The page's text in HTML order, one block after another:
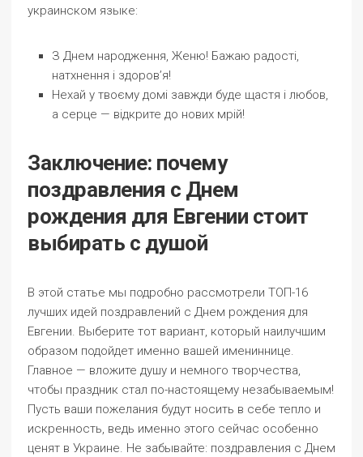
украинском языке:
З Днем народження, Женю! Бажаю радості,
натхнення і здоров’я!
Нехай у твоєму домі завжди буде щастя і любов,
а серце — відкрите до нових мрій!
Заключение: почему
поздравления с Днем
рождения для Евгении стоит
выбирать с душой
В этой статье мы подробно рассмотрели ТОП-16
лучших идей поздравлений с Днем рождения для
Евгении. Выберите тот вариант, который наилучшим
образом подойдет именно вашей имениннице.
Главное — вложите душу и немного творчества,
чтобы праздник стал по-настоящему незабываемым!
Пусть ваши пожелания будут носить в себе тепло и
искренность, ведь именно этого сейчас особенно
ценят в Украине. Не забывайте: поздравления с Днем